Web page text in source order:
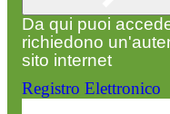
Da qui puoi
richiedono
sito internet
Registro Elettronico